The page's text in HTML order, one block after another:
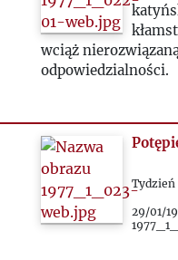
wciąż
odpowiedzialności.
Tydzień
29/01/